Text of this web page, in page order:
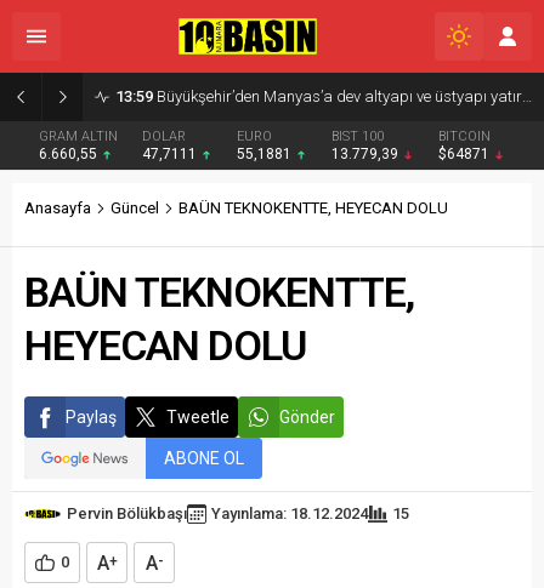
13:59 Büyükşehir’den Manyas’a dev altyapı ve üstyapı yatırımı
GRAM ALTIN
6.660,55
DOLAR
47,7111
EURO
55,1881
BIST 100
13.779,39
BITCOIN
$64871
Anasayfa Güncel BAÜN TEKNOKENTTE, HEYECAN DOLU
BAÜN TEKNOKENTTE,
HEYECAN DOLU
Paylaş Tweetle Gönder
ABONE OL
Pervin Bölükbaşı Yayınlama: 18.12.2024 15
0 A+ A-